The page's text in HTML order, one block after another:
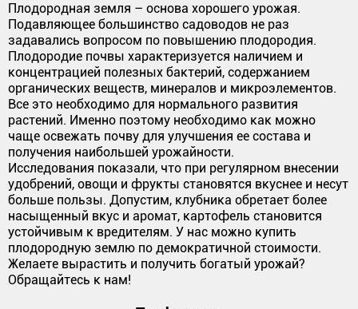
Плодородная земля – основа хорошего урожая.
Подавляющее большинство садоводов не раз
задавались вопросом по повышению плодородия.
Плодородие почвы характеризуется наличием и
концентрацией полезных бактерий, содержанием
органических веществ, минералов и микроэлементов.
Все это необходимо для нормального развития
растений. Именно поэтому необходимо как можно
чаще освежать почву для улучшения ее состава и
получения наибольшей урожайности.
Исследования показали, что при регулярном внесении
удобрений, овощи и фрукты становятся вкуснее и несут
больше пользы. Допустим, клубника обретает более
насыщенный вкус и аромат, картофель становится
устойчивым к вредителям. У нас можно купить
плодородную землю по демократичной стоимости.
Желаете вырастить и получить богатый урожай?
Обращайтесь к нам!